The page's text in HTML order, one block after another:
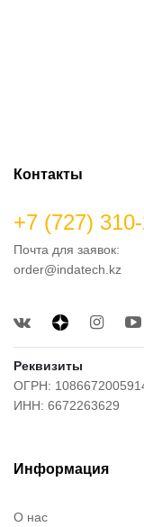
Контакты
+7 (727)
Почта для заявок:
order@indatech.kz
Реквизиты
ОГРН:
ИНН: 6672263629
Информация
О нас